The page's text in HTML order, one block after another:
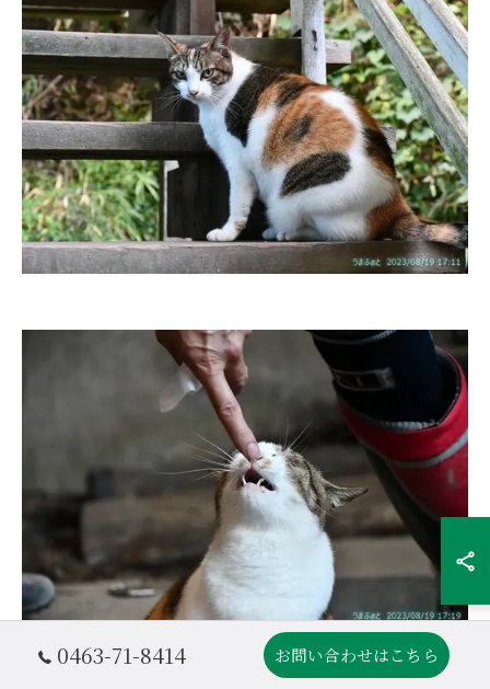
0463-71-8414 お問い合わせはこちら